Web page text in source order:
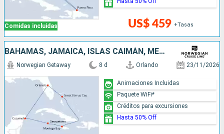
Comidas incluidas US$ 459 +Tasas
BAHAMAS, JAMAICA, ISLAS CAIMÁN, MÉXICO, ESTADOS UNIDOS
Norwegian Getaway 8 d Orlando 23/11/2026
Animaciones Incluidas
Paquete WiFi*
Créditos para excursiones
Hasta 50% Off